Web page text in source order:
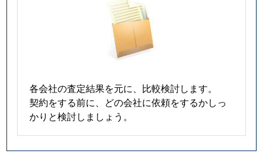
各会社の査定結果を元に、比較検討します。
契約をする前に、どの会社に依頼をするかしっ
かりと検討しましょう。